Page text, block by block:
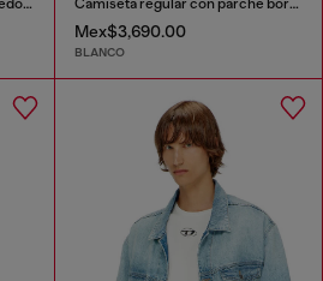
Mex$3,690.00
BLANCO